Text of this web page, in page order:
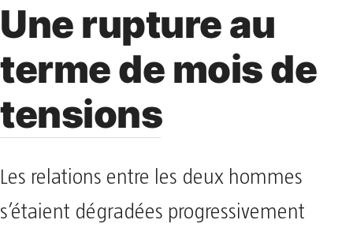
Une rupture au
terme de mois de
tensions
Les relations entre les deux hommes
s’étaient dégradées progressivement